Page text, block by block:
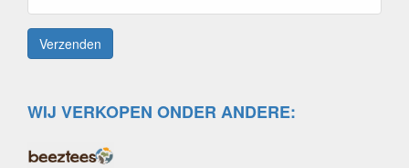
WIJ VERKOPEN ONDER ANDERE: